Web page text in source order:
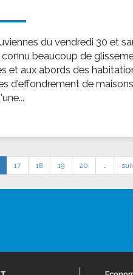
du vendredi 30 et
beaucoup de
et aux abords des
d'effondrement de
17 18 19 20